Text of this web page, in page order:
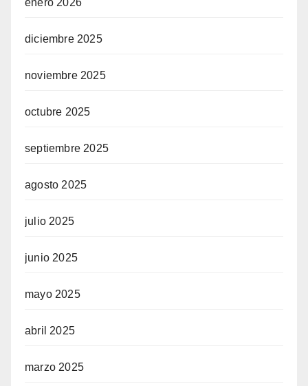
enero 2026
diciembre 2025
noviembre 2025
octubre 2025
septiembre 2025
agosto 2025
julio 2025
junio 2025
mayo 2025
abril 2025
marzo 2025